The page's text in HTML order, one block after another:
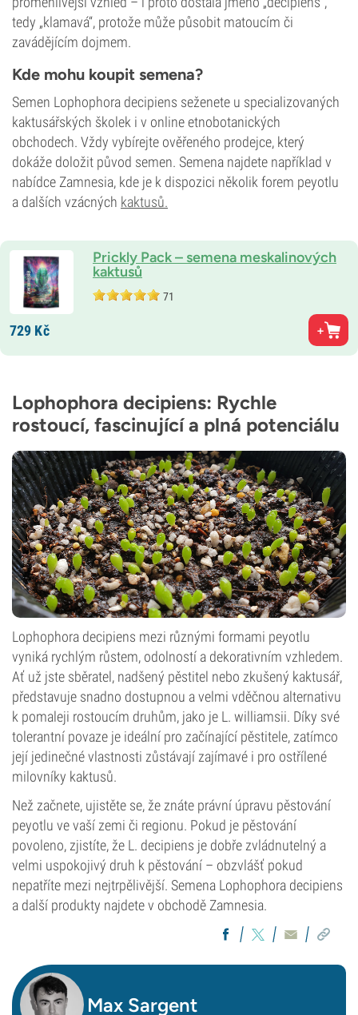
tedy „klamavá“, protože může působit matoucím či
zavádějícím dojmem.
Kde mohu koupit semena?
Semen Lophophora decipiens seženete u specializovaných
kaktusářských školek i v online etnobotanických
obchodech. Vždy vybírejte ověřeného prodejce, který
dokáže doložit původ semen. Semena najdete například v
nabídce Zamnesia, kde je k dispozici několik forem peyotlu
a dalších vzácných kaktusů.
Prickly Pack – semena meskalinových
kaktusů
71
729 Kč
Lophophora decipiens: Rychle
rostoucí, fascinující a plná potenciálu
Lophophora decipiens mezi různými formami peyotlu
vyniká rychlým růstem, odolností a dekorativním vzhledem.
Ať už jste sběratel, nadšený pěstitel nebo zkušený kaktusář,
představuje snadno dostupnou a velmi vděčnou alternativu
k pomaleji rostoucím druhům, jako je L. williamsii. Díky své
tolerantní povaze je ideální pro začínající pěstitele, zatímco
její jedinečné vlastnosti zůstávají zajímavé i pro ostřílené
milovníky kaktusů.
Než začnete, ujistěte se, že znáte právní úpravu pěstování
peyotlu ve vaší zemi či regionu. Pokud je pěstování
povoleno, zjistíte, že L. decipiens je dobře zvládnutelný a
velmi uspokojivý druh k pěstování – obzvlášť pokud
nepatříte mezi nejtrpělivější. Semena Lophophora decipiens
a další produkty najdete v obchodě Zamnesia.
Max Sargent